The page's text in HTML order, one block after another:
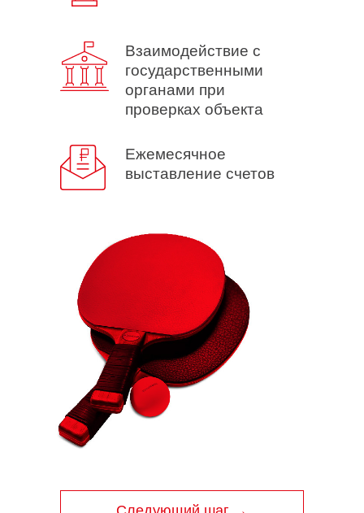
Взаимодействие с
государственными
органами при
проверках объекта
Ежемесячное
выставление счетов